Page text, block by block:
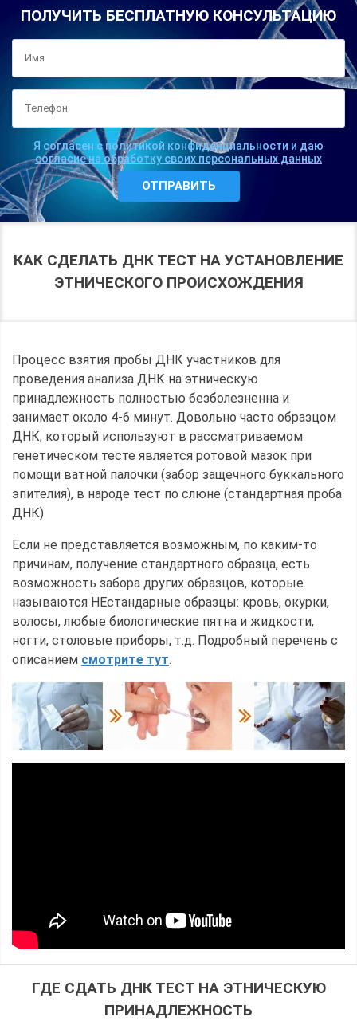
ПОЛУЧИТЬ БЕСПЛАТНУЮ КОНСУЛЬТАЦИЮ
Я согласен с политикой конфиденциальности и даю
согласие на обработку своих персональных данных
КАК СДЕЛАТЬ ДНК ТЕСТ НА УСТАНОВЛЕНИЕ
ЭТНИЧЕСКОГО ПРОИСХОЖДЕНИЯ
Процесс взятия пробы ДНК участников для
проведения анализа ДНК на этническую
принадлежность полностью безболезненна и
занимает около 4-6 минут. Довольно часто образцом
ДНК, который используют в рассматриваемом
генетическом тесте является ротовой мазок при
помощи ватной палочки (забор защечного буккального
эпителия), в народе тест по слюне (стандартная проба
ДНК)
Если не представляется возможным, по каким-то
причинам, получение стандартного образца, есть
возможность забора других образцов, которые
называются НЕстандарные образцы: кровь, окурки,
волосы, любые биологические пятна и жидкости,
ногти, столовые приборы, т.д. Подробный перечень с
описанием смотрите тут.
ГДЕ СДАТЬ ДНК ТЕСТ НА ЭТНИЧЕСКУЮ
ПРИНАДЛЕЖНОСТЬ